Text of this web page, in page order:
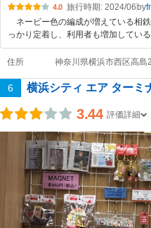
4.0 旅行時期: 2024/06 by
ネービー色の編成が増えている相
っかり定着し、利用者も増加してい
住所 神奈川県横浜市西区高島
6 横浜シティ エア ターミ
3.44 評価詳細